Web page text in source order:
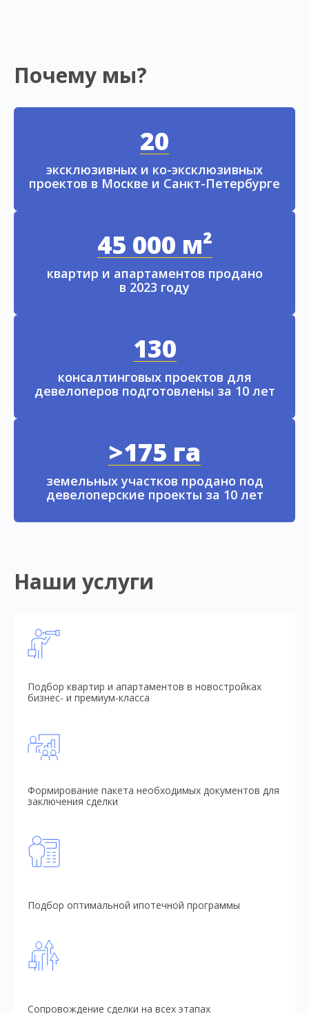
Почему мы?
20
эксклюзивных и ко-эксклюзивных
проектов в Москве и Санкт-Петербурге
45 000 м²
квартир и апартаментов продано
в 2023 году
130
консалтинговых проектов для
девелоперов подготовлены за 10 лет
>175 га
земельных участков продано под
девелоперские проекты за 10 лет
Наши услуги
Подбор квартир и апартаментов в новостройках
бизнес- и премиум-класса
Формирование пакета необходимых документов для
заключения сделки
Подбор оптимальной ипотечной программы
Сопровождение сделки на всех этапах